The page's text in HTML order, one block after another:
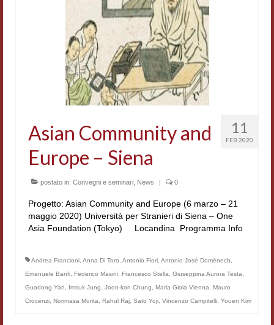
Eurasian Latin Archive
Rammses
LEAD
Didattica
Summer School DH
Storia e forme della canzone
Hagiographica Coreana
Koreanische Literatur und Kultur
11
FEB 2020
Asian Community and
Europe – Siena
postato in: Convegni e seminari News | 0
Progetto: Asian Community and Europe (6 marzo – 21
maggio 2020) Università per Stranieri di Siena – One
Asia Foundation (Tokyo) Locandina Programma Info
Andrea Francioni Anna Di Toro Antonio Fiori Antonio José Doménech
Emanuele Banfi Federico Masini Francesco Stella Giuseppina Aurora Testa
Guodong Yan
Imsuk Jung Joon-kon Chung Maria Gioia Vienna
Mauro
Crocenzi Norimasa Morita Rahul Raj Sato Yoji Vincenzo Campitelli Youen Kim